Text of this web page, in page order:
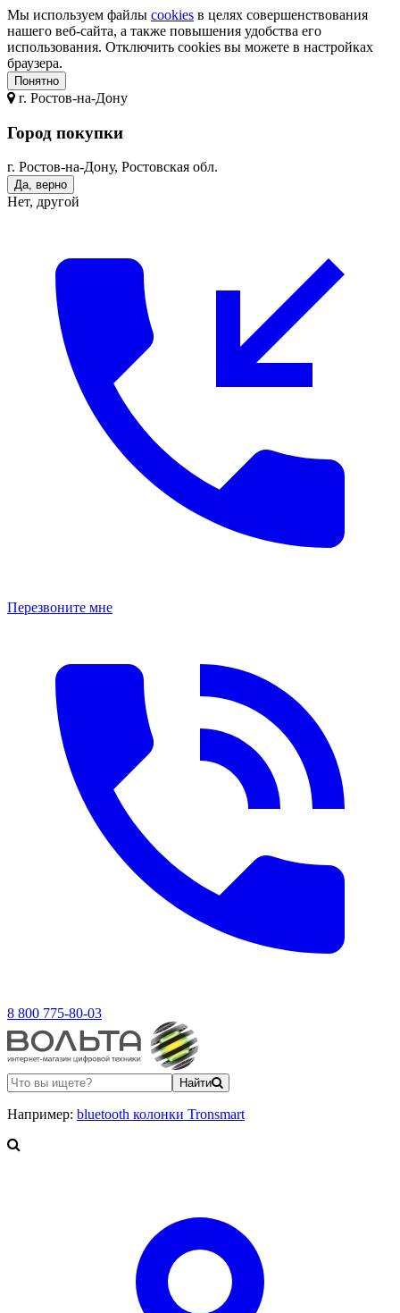
Мы используем файлы cookies в целях совершенствования
нашего веб-сайта, а также повышения удобства его
использования. Отключить cookies вы можете в настройках
браузера.
Понятно
г. Ростов-на-Дону
Город покупки
г. Ростов-на-Дону, Ростовская обл.
Да, верно
Нет, другой
Перезвоните мне
8 800 775-80-03
Найти
Например: bluetooth колонки Tronsmart